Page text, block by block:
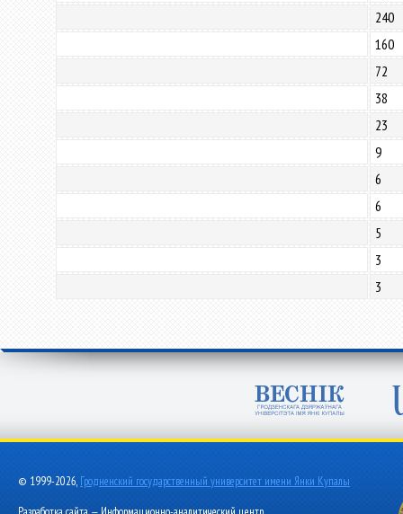
240
160
72
38
23
9
6
6
5
3
3
© 1999-2026, Гродненский государственный университет имени Янки Купалы